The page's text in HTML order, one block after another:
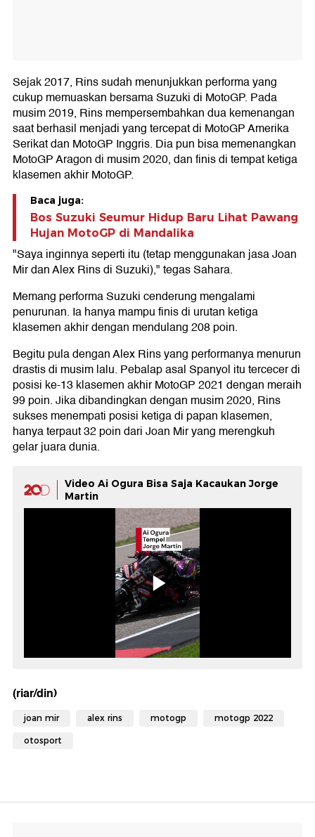
Sejak 2017, Rins sudah menunjukkan performa yang
cukup memuaskan bersama Suzuki di MotoGP. Pada
musim 2019, Rins mempersembahkan dua kemenangan
saat berhasil menjadi yang tercepat di MotoGP Amerika
Serikat dan MotoGP Inggris. Dia pun bisa memenangkan
MotoGP Aragon di musim 2020, dan finis di tempat ketiga
klasemen akhir MotoGP.
Baca juga:
Bos Suzuki Seumur Hidup Baru Lihat Pawang
Hujan MotoGP di Mandalika
"Saya inginnya seperti itu (tetap menggunakan jasa Joan
Mir dan Alex Rins di Suzuki)," tegas Sahara.
Memang performa Suzuki cenderung mengalami
penurunan. Ia hanya mampu finis di urutan ketiga
klasemen akhir dengan mendulang 208 poin.
Begitu pula dengan Alex Rins yang performanya menurun
drastis di musim lalu. Pebalap asal Spanyol itu tercecer di
posisi ke-13 klasemen akhir MotoGP 2021 dengan meraih
99 poin. Jika dibandingkan dengan musim 2020, Rins
sukses menempati posisi ketiga di papan klasemen,
hanya terpaut 32 poin dari Joan Mir yang merengkuh
gelar juara dunia.
Video Ai Ogura Bisa Saja Kacaukan Jorge
Martin
(riar/din)
joan mir alex rins motogp motogp 2022
otosport